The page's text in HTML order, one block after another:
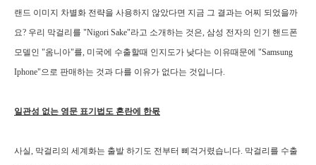
랜드 이미지 차별화 전략을 사용하지 않았다면 지금 그 결과는 어찌 되었을까
요? 우리 막걸리를 "Nigori Sake"라고 소개하는 것은, 삼성 전자의 인기 핸드폰
모델인 "옴니아"를, 미국에 수출할때 인지도가 낮다는 이유때문에 "Samsung
Iphone"으로 판매하는 것과 다를 이유가 없다는 것입니다.
일관성 없는 영문 표기법도 혼란에 한몫
사실, 막걸리의 세계화는 출발 하기도 전부터 삐걱거렸습니다. 막걸리를 수출